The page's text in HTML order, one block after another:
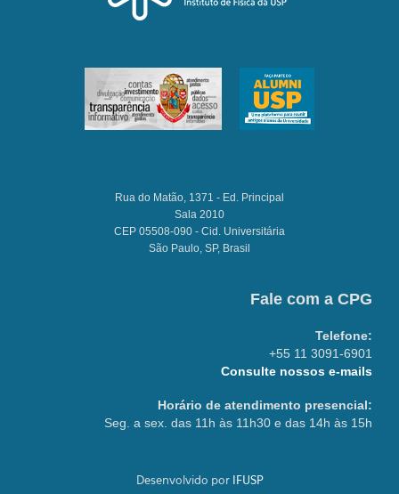
Rua do Matão, 1371 - Ed. Principal
Sala 2010
CEP 05508-090 - Cid. Universitária
São Paulo, SP, Brasil
Fale com a CPG
Telefone:
+55 11 3091-6901
Consulte nossos e-mails
Horário de atendimento presencial:
Seg. a sex. das 11h às 11h30 e das 14h às 15h
Desenvolvido por IFUSP